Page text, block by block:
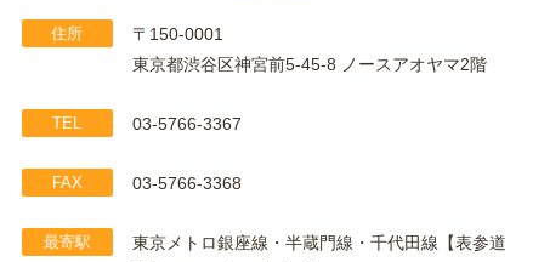
住所
〒150-0001
東京都渋谷区神宮前5-45-8 ノースアオヤマ2階
TEL 03-5766-3367
FAX 03-5766-3368
最寄駅
東京メトロ銀座線・半蔵門線・千代田線【表参道